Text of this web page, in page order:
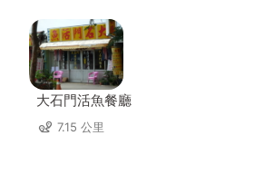
大石門活魚餐廳
7.15 公里